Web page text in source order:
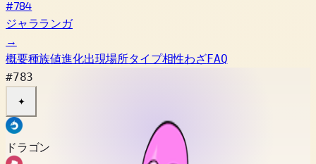
#784
ジャラランガ
→
概要種族値進化出現場所タイプ相性わざFAQ
#783
✦
ドラゴン